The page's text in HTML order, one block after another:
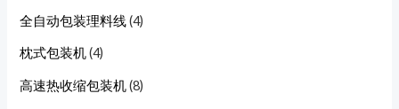
全自动包装理料线 (4)
枕式包装机 (4)
高速热收缩包装机 (8)